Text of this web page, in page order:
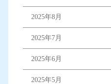
2025年8月
2025年7月
2025年6月
2025年5月